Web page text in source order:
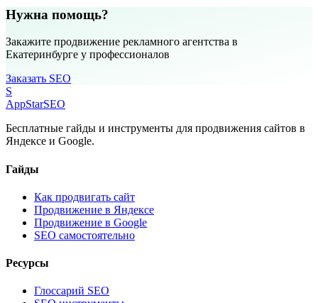
Нужна помощь?
Закажите продвижение рекламного агентства в
Екатеринбурге у профессионалов
Заказать SEO
S
AppStarSEO
Бесплатные гайды и инструменты для продвижения сайтов в
Яндексе и Google.
Гайды
Как продвигать сайт
Продвижение в Яндексе
Продвижение в Google
SEO самостоятельно
Ресурсы
Глоссарий SEO